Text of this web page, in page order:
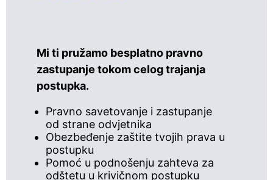
Mi ti pružamo besplatno pravno
zastupanje tokom celog trajanja
postupka.
Pravno savetovanje i zastupanje
od strane odvjetnika
Obezbeđenje zaštite tvojih prava u
postupku
Pomoć u podnošenju zahteva za
odštetu u krivičnom postupku